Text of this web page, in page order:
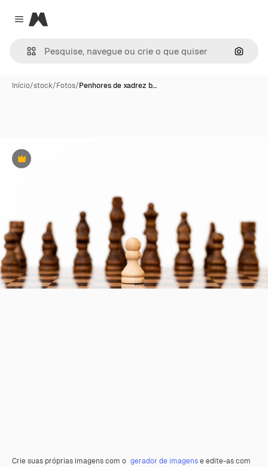
Close menu
Magnific
Início/stock/Fotos/Penhores de xadrez b…
Premium
Crie suas próprias imagens com o gerador de imagense edite-as com